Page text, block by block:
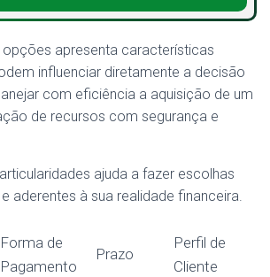
opções apresenta características
influenciar diretamente a decisão
com eficiência a aquisição de um
de recursos com segurança e
ajuda a fazer escolhas
aderentes à sua realidade financeira.
Forma de
Pagamento
Prazo
Perfil de
Cliente